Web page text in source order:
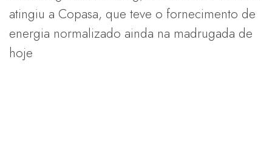
atingiu a Copasa, que teve o fornecimento de
energia normalizado ainda na madrugada de
hoje